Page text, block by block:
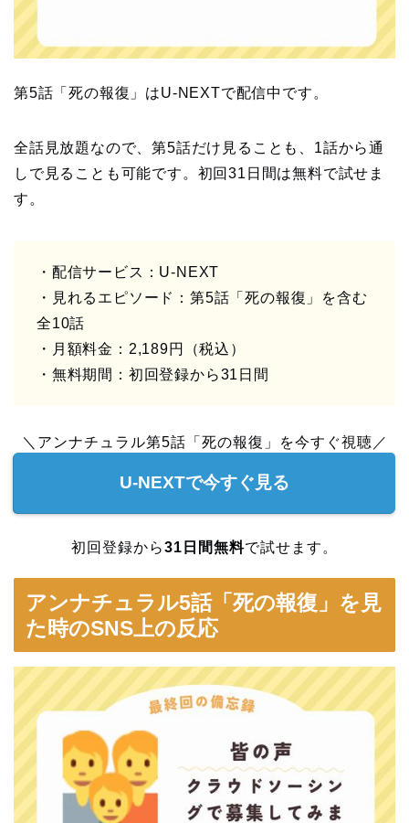
第5話「死の報復」はU-NEXTで配信中です。
全話見放題なので、第5話だけ見ることも、1話から通
しで見ることも可能です。初回31日間は無料で試せま
す。
・配信サービス：U-NEXT
・見れるエピソード：第5話「死の報復」を含む
全10話
・月額料金：2,189円（税込）
・無料期間：初回登録から31日間
＼アンナチュラル第5話「死の報復」を今すぐ視聴／
U-NEXTで今すぐ見る
初回登録から31日間無料で試せます。
アンナチュラル5話「死の報復」を見
た時のSNS上の反応